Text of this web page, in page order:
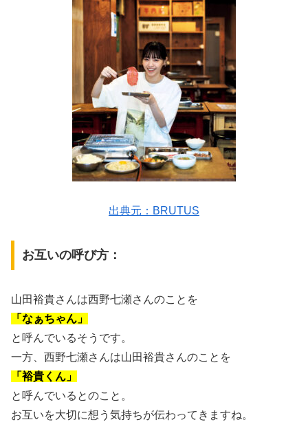
出典元：BRUTUS
お互いの呼び方：
山田裕貴さんは西野七瀬さんのことを
「なぁちゃん」
と呼んでいるそうです。
一方、西野七瀬さんは山田裕貴さんのことを
「裕貴くん」
と呼んでいるとのこと。
お互いを大切に想う気持ちが伝わってきますね。